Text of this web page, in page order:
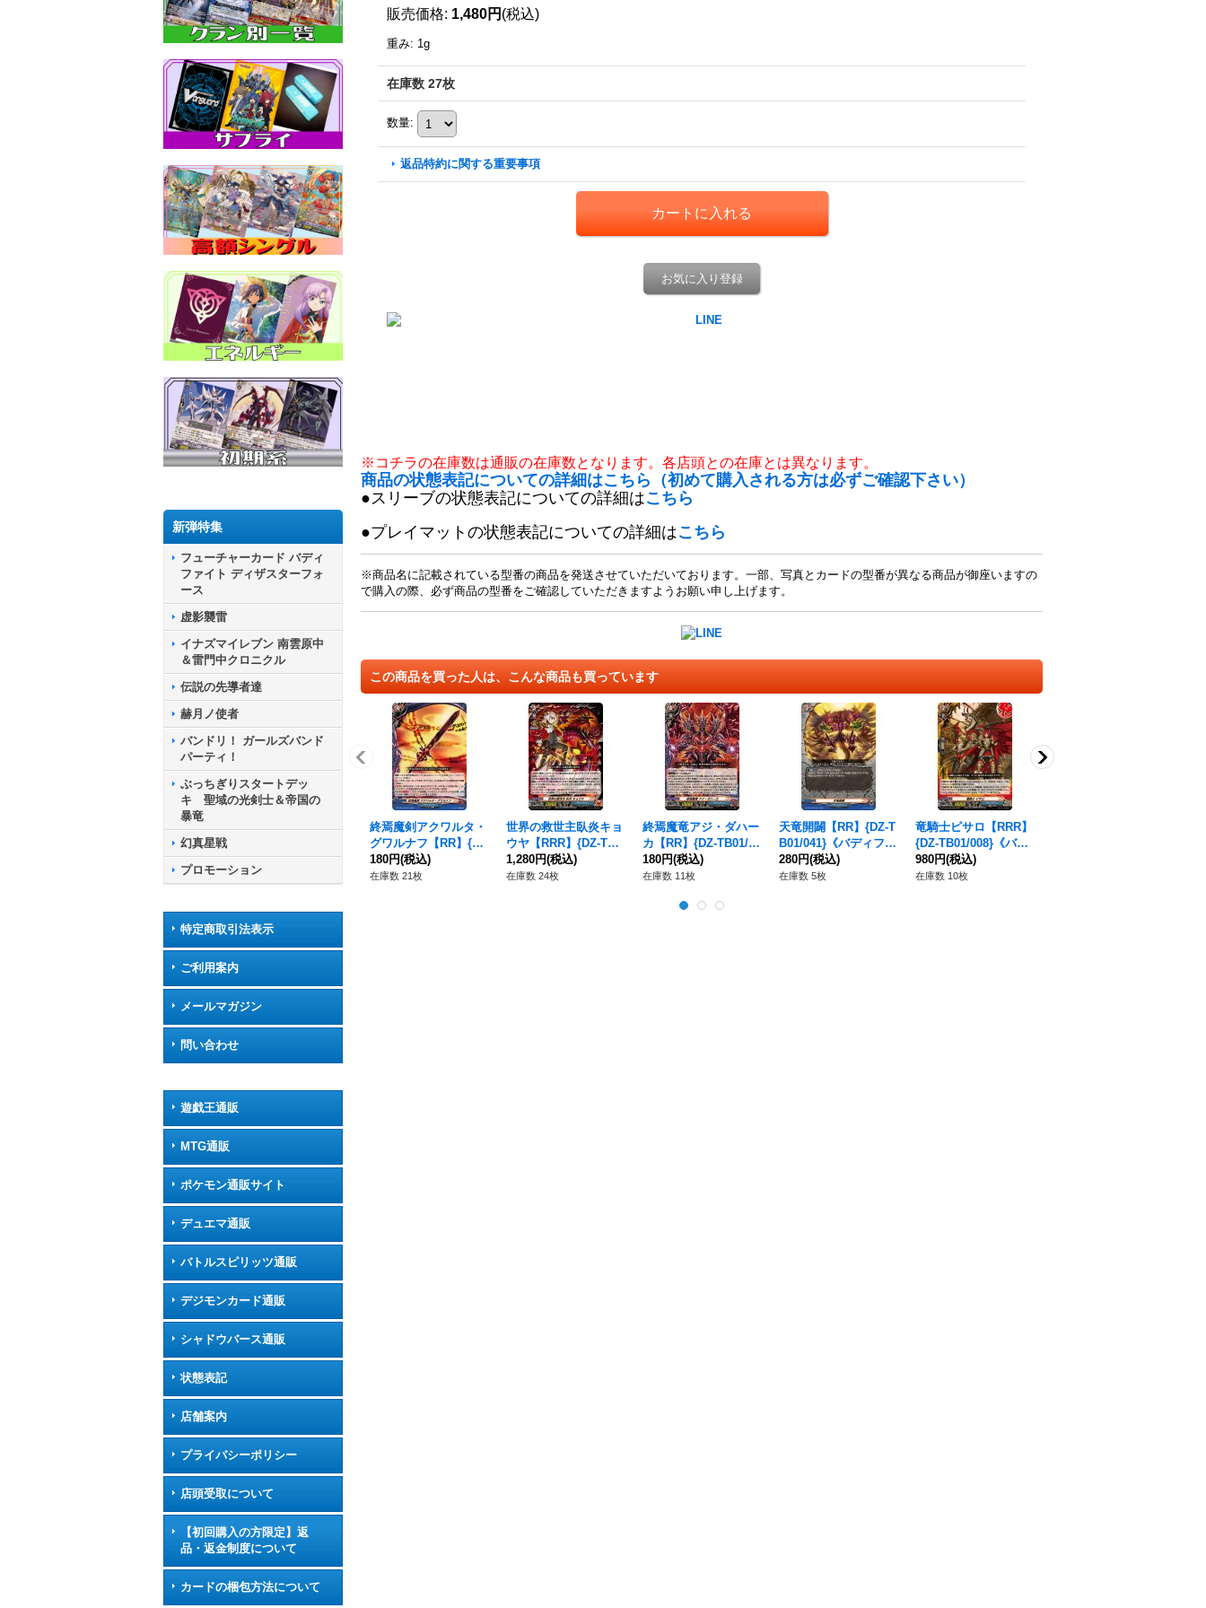
新弾特集
フューチャーカード バディ
ファイト ディザスターフォ
ース
虚影襲雷
イナズマイレブン 南雲原中
＆雷門中クロニクル
伝説の先導者達
赫月ノ使者
バンドリ！ ガールズバンド
パーティ！
ぶっちぎりスタートデッ
キ 聖域の光剣士＆帝国の
暴竜
幻真星戦
プロモーション
特定商取引法表示
ご利用案内
メールマガジン
問い合わせ
遊戯王通販
MTG通販
ポケモン通販サイト
デュエマ通販
バトルスピリッツ通販
デジモンカード通販
シャドウバース通販
状態表記
店舗案内
プライバシーポリシー
店頭受取について
【初回購入の方限定】返
品・返金制度について
カードの梱包方法について
販売価格: 1,480円 (税込)
重み: 1g
在庫数 27枚
数量:
返品特約に関する重要事項
お気に入り登録
※コチラの在庫数は通販の在庫数となります。各店頭との在庫とは異なります。
商品の状態表記についての詳細はこちら（初めて購入される方は必ずご確認下さい）
●スリーブの状態表記についての詳細はこちら
●プレイマットの状態表記についての詳細はこちら
※商品名に記載されている型番の商品を発送させていただいております。一部、写真とカードの型番が異なる商品が御座いますの
で購入の際、必ず商品の型番をご確認していただきますようお願い申し上げます。
この商品を買った人は、こんな商品も買っています
終焉魔剣アクワルタ・
グワルナフ【RR】{DZ
-TB01/044}《バディフ
ァイト》
180円(税込)
在庫数 21枚
世界の救世主臥炎キョ
ウヤ【RRR】{DZ-TB0
1/017}《バディファイ
ト》
1,280円(税込)
在庫数 24枚
終焉魔竜アジ・ダハー
カ【RR】{DZ-TB01/04
3}《バディファイト》
180円(税込)
在庫数 11枚
天竜開闢【RR】{DZ-T
B01/041}《バディファ
イト》
280円(税込)
在庫数 5枚
竜騎士ピサロ【RRR】
{DZ-TB01/008}《バデ
ィファイト》
980円(税込)
在庫数 10枚